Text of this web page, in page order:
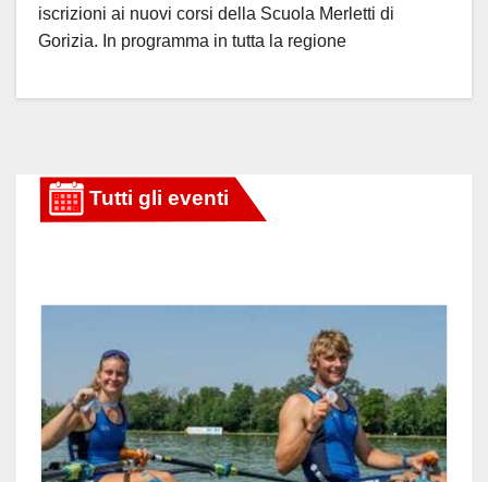
iscrizioni ai nuovi corsi della Scuola Merletti di
Gorizia. In programma in tutta la regione